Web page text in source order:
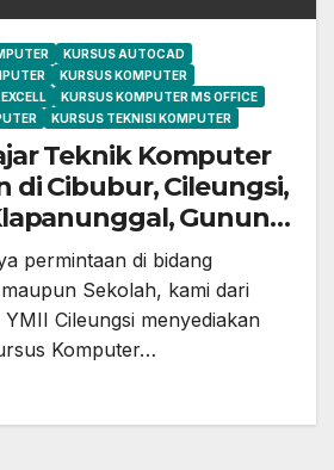
KURSUS AUTOCAD
KURSUS KOMPUTER
KURSUS KOMPUTER MS OFFICE
KURSUS TEKNISI KOMPUTER
Teknik Komputer
di Cibubur, Cileungsi,
Gunung
dan Jonggol
permintaan di bidang
Sekolah, kami dari
Cileungsi menyediakan
Komputer…